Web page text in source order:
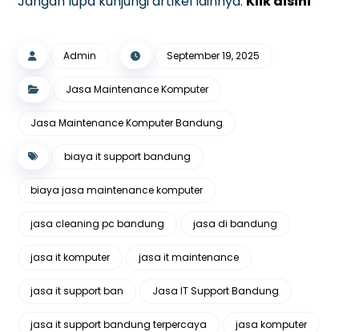
Admin September 19, 2025
Jasa Maintenance Komputer
Jasa Maintenance Komputer Bandung
biaya it support bandung
biaya jasa maintenance komputer
jasa cleaning pc bandung jasa di bandung
jasa it komputer jasa it maintenance
jasa it support ban Jasa IT Support Bandung
jasa it support bandung terpercaya jasa komputer